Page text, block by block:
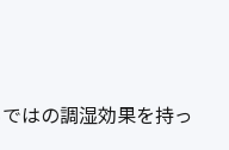
はの調湿効果を持っ